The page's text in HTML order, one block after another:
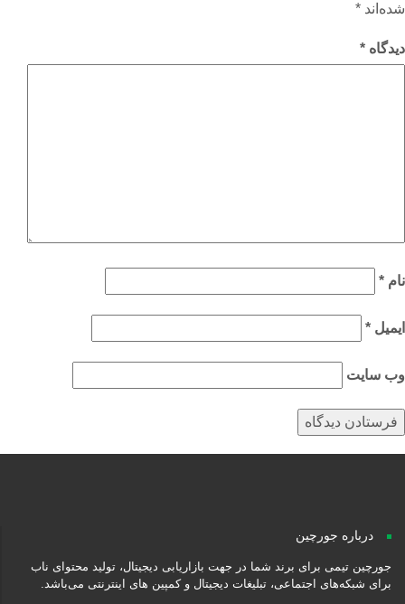
*
*
*
*
سایت
درباره جورچین
جورچین تیمی برای برند شما در جهت بازاریابی دیجیتال، تولید محتوای ناب
برای شبکه‌های اجتماعی، تبلیغات دیجیتال و کمپین های اینترنتی می‌باشد.